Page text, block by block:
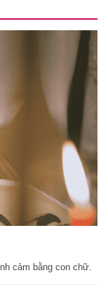
cảm bằng con chữ.